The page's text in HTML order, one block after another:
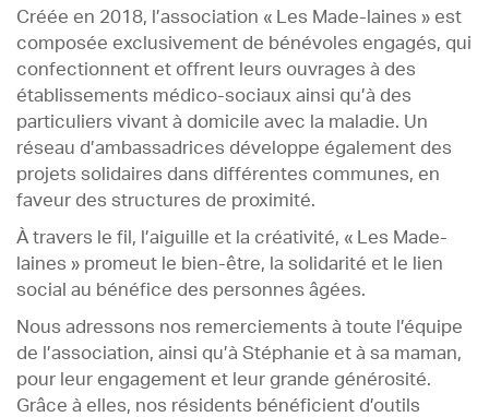
Créée en 2018, l’association « Les Made-laines » est
composée exclusivement de bénévoles engagés, qui
confectionnent et offrent leurs ouvrages à des
établissements médico-sociaux ainsi qu’à des
particuliers vivant à domicile avec la maladie. Un
réseau d’ambassadrices développe également des
projets solidaires dans différentes communes, en
faveur des structures de proximité.
À travers le fil, l’aiguille et la créativité, « Les Made-
laines » promeut le bien-être, la solidarité et le lien
social au bénéfice des personnes âgées.
Nous adressons nos remerciements à toute l’équipe
de l’association, ainsi qu’à Stéphanie et à sa maman,
pour leur engagement et leur grande générosité.
Grâce à elles, nos résidents bénéficient d’outils